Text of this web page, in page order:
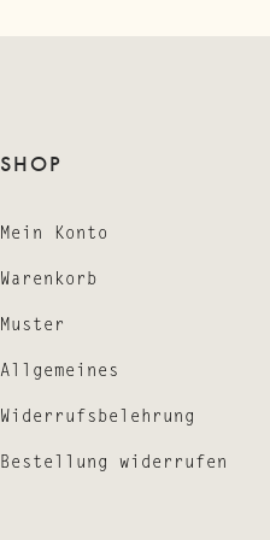
SHOP
Mein Konto
Warenkorb
Muster
Allgemeines
Widerrufsbelehrung
Bestellung widerrufen